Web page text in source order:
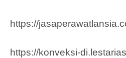
https://
https://konveksi-